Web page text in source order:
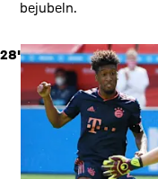
bejubeln.
28'